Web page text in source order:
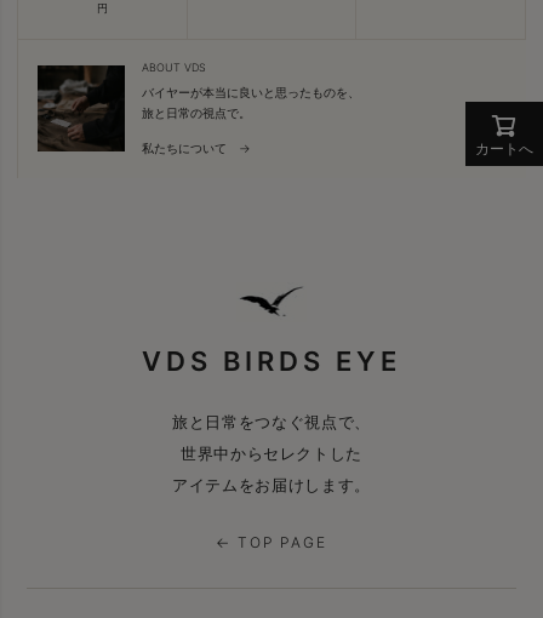
カートへ
円
ABOUT VDS
バイヤーが本当に良いと思ったものを、
旅と日常の視点で。
私たちについて →
VDS BIRDS EYE
旅と日常をつなぐ視点で、
世界中からセレクトした
アイテムをお届けします。
← TOP PAGE